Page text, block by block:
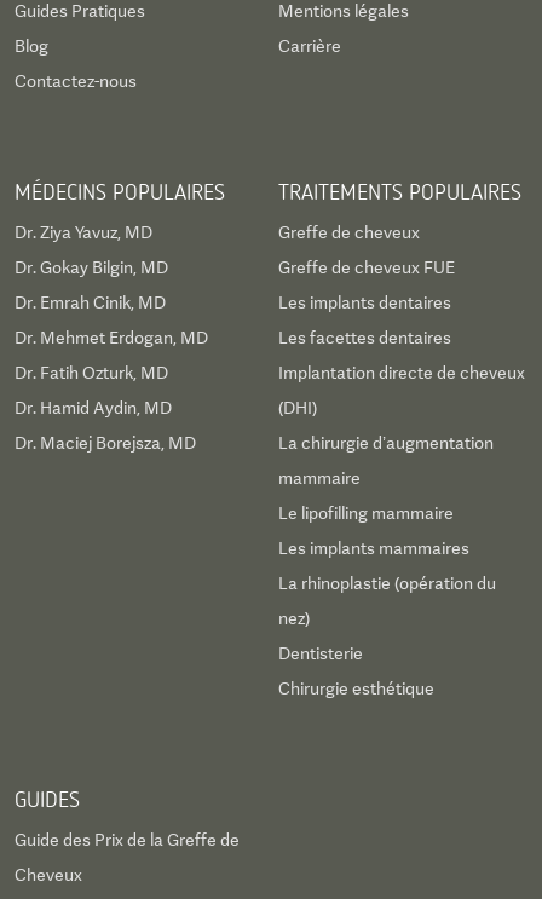
Guides Pratiques
Blog
Contactez-nous
Mentions légales
Carrière
MÉDECINS POPULAIRES
Dr. Ziya Yavuz, MD
Dr. Gokay Bilgin, MD
Dr. Emrah Cinik, MD
Dr. Mehmet Erdogan, MD
Dr. Fatih Ozturk, MD
Dr. Hamid Aydin, MD
Dr. Maciej Borejsza, MD
TRAITEMENTS POPULAIRES
Greffe de cheveux
Greffe de cheveux FUE
Les implants dentaires
Les facettes dentaires
Implantation directe de cheveux
(DHI)
La chirurgie d’augmentation
mammaire
Le lipofilling mammaire
Les implants mammaires
La rhinoplastie (opération du
nez)
Dentisterie
Chirurgie esthétique
GUIDES
Guide des Prix de la Greffe de
Cheveux